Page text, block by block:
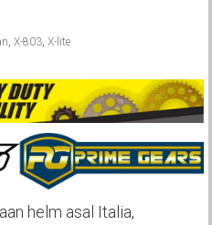
, X-803, X-lite
helm asal Italia,